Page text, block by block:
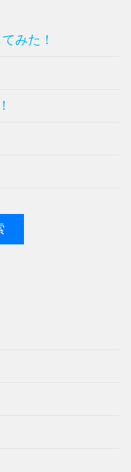
みた！